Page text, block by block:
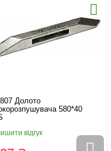
Долото
580*40
відгук